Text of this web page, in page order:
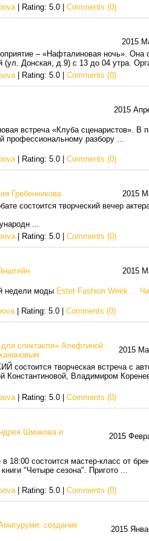
| Rating: 5.0 | Comments (0)
2015
– «Нафталиновая ночь». Она
(ул. Донская, д.9) с 13 до 04 утра.
| Rating: 5.0 | Comments (0)
2015
встреча «Клуба сценаристов». В
профессиональному разбору ...
| Rating: 5.0 | Comments (0)
Гребенникова
2015
состоится творческий вечер
...
| Rating: 5.0 | Comments (0)
2015
недели моды Estet Fashion Week ...
| Rating: 5.0 | Comments (0)
спектакля» Алефтиной
2015
творческая встреча с
Константиновой, Владимиром
| Rating: 5.0 | Comments (0)
Шмакова и
2015
18:00 состоится мастер-класс от
"Четыре сезона". Пригото ...
| Rating: 5.0 | Comments (0)
создание
2015